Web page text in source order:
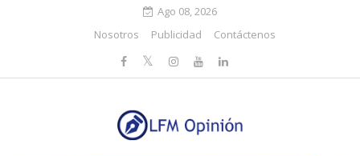
Ago 08, 2026
Nosotros
Publicidad Contáctenos